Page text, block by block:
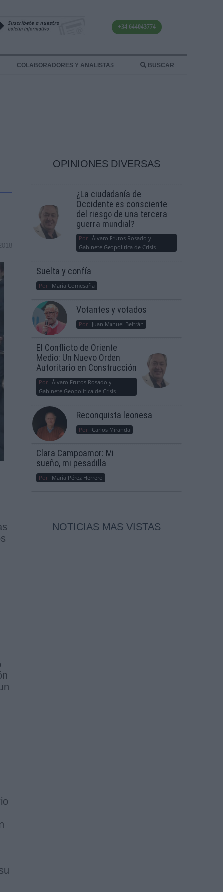
+34 644043774
COLABORADORES Y ANALISTAS BUSCAR
OPINIONES DIVERSAS
¿La ciudadanía de
Occidente es consciente
del riesgo de una tercera
guerra mundial?
Por Álvaro Frutos Rosado y
Gabinete Geopolítica de Crisis
Suelta y confía
Por María Comesaña
Votantes y votados
Por Juan Manuel Beltrán
El Conflicto de Oriente
Medio: Un Nuevo Orden
Autoritario en Construcción
Por Álvaro Frutos Rosado y
Gabinete Geopolítica de Crisis
Reconquista leonesa
Por Carlos Miranda
Clara Campoamor: Mi
sueño, mi pesadilla
Por María Pérez Herrero
NOTICIAS MAS VISTAS